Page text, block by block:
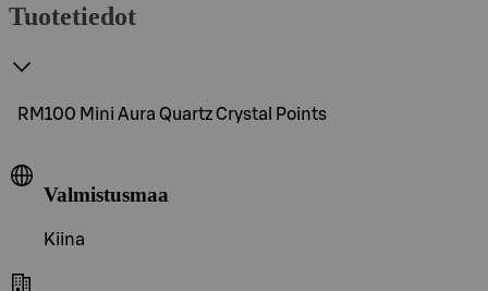
Tuotetiedot
RM100 Mini Aura Quartz Crystal Points
Valmistusmaa
Kiina